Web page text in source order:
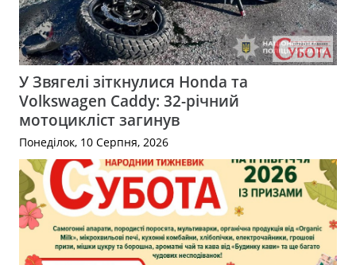
У Звягелі зіткнулися Honda та
Volkswagen Caddy: 32-річний
мотоцикліст загинув
Понеділок, 10 Серпня, 2026